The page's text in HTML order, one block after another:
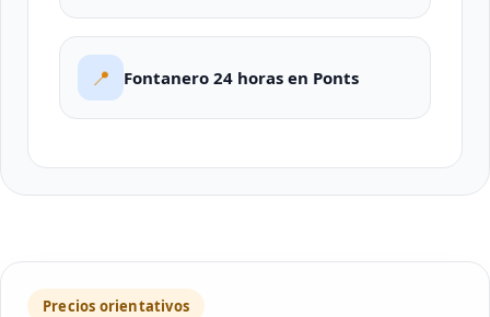
📍 Fontanero 24 horas en Ponts
Precios orientativos